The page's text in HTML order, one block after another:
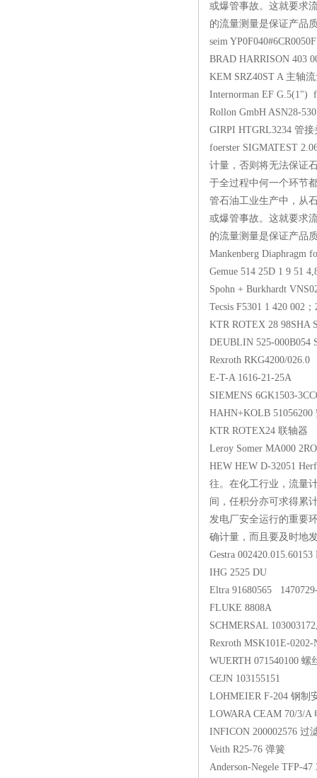
或爆管事故。这就要求
的流量测量是保证产
seim
BRAD HARRISON
KEM SRZ40ST A
Internorman EF
Rollon GmbH
GIRPI
foerster SIGMATEST
计量，否则将无法保证
于全过程中何一个环节
管石油工业生产中，从
或爆管事故。这就要求
的流量测量是保证产
Mankenberg
Gemue 514 25D 1 9
Spohn + Burkhardt
Tecsis F5301 1 420
KTR ROTEX 28
DEUBLIN 525-
Rexroth
E-T-A 1616-21-
SIEMENS
HAHN+KOLB
KTR ROTEX24
Leroy Somer MA000
HEW HEW D-32051
往。在化工行业，流量
间，任积分亦可求得累
发电厂安全运行的重要
确计量，而且要及时
Gestra
IHG 2525 DU
Eltra 91680565
FLUKE 8808A
SCHMERSAL
Rexroth MSK101E-
WUERTH
CEJN 103155151
LOHMEIER F-204
LOWARA CEAM
INFICON
Veith R25-76 弹
Anderson-Negele